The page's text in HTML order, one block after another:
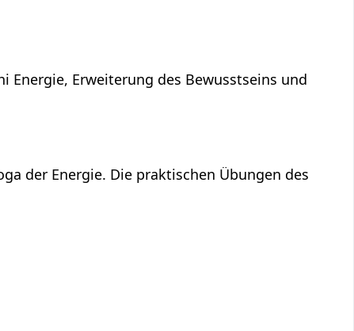
Energie, Erweiterung des Bewusstseins und
der Energie. Die praktischen Übungen des